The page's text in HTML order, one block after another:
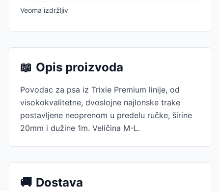
Veoma izdržljiv
📖 Opis proizvoda
Povodac za psa iz Trixie Premium linije, od
visokokvalitetne, dvoslojne najlonske trake
postavljene neoprenom u predelu ručke, širine
20mm i dužine 1m. Veličina M-L.
🚚 Dostava